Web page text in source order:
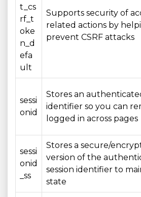
t_cs
rf_t
oke
n_d
efa
ult
Supports security of
related actions by
prevent CSRF attacks
sessi
onid
Stores an
identifier so you can
logged in across pages
sessi
onid
_ss
Stores a secure/
version of the
session identifier to
state